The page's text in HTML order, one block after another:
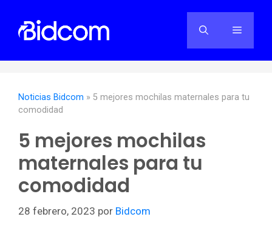
contenido
Menú
Noticias Bidcom » 5 mejores mochilas maternales para tu
comodidad
5 mejores mochilas
maternales para tu
comodidad
28 febrero, 2023 por Bidcom